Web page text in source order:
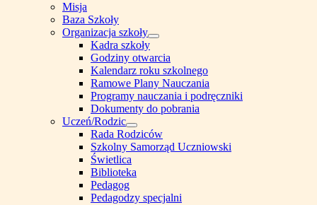
Misja
Baza Szkoły
Organizacja szkoły
Show
sub
menu
Kadra szkoły
Godziny otwarcia
Kalendarz roku szkolnego
Ramowe Plany Nauczania
Programy nauczania i podręczniki
Dokumenty do pobrania
Uczeń/Rodzic
Show
sub
menu
Rada Rodziców
Szkolny Samorząd Uczniowski
Świetlica
Biblioteka
Pedagog
Pedagodzy specjalni